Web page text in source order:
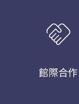
handshake
館際合作